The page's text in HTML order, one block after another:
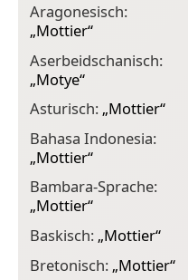
Aragonesisch:
„Mottier“
Aserbeidschanisch:
„Motye“
Asturisch: „Mottier“
Bahasa Indonesia:
„Mottier“
Bambara-Sprache:
„Mottier“
Baskisch: „Mottier“
Bretonisch: „Mottier“